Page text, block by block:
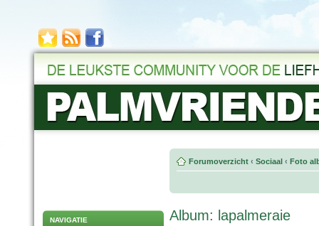
NAVIGATIE
Forumoverzicht ‹ Sociaal ‹ Foto
Album: lapalmeraie